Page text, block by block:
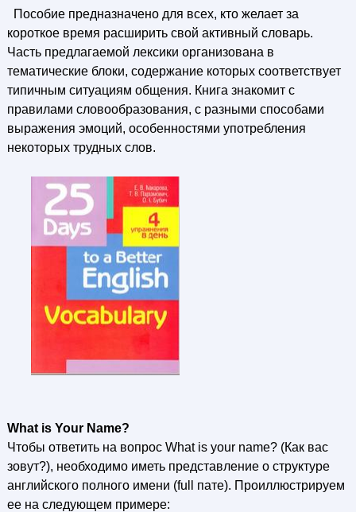
Пособие предназначено для всех, кто желает за
короткое время расширить свой активный словарь.
Часть предлагаемой лексики организована в
тематические блоки, содержание которых соответствует
типичным ситуациям общения. Книга знакомит с
правилами словообразования, с разными способами
выражения эмоций, особенностями употребления
некоторых трудных слов.
What is Your Name?
Чтобы ответить на вопрос What is your name? (Как вас
зовут?), необходимо иметь представление о структуре
английского полного имени (full пате). Проиллюстрируем
ее на следующем примере: